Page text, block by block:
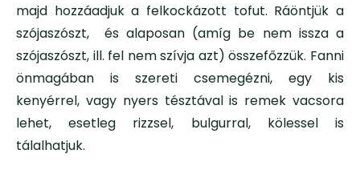
majd hozzáadjuk a felkockázott tofut. Ráöntjük a
szójaszószt, és alaposan (amíg be nem issza a
szójaszószt, ill. fel nem szívja azt) összefőzzük. Fanni
önmagában is szereti csemegézni, egy kis
kenyérrel, vagy nyers tésztával is remek vacsora
lehet, esetleg rizzsel, bulgurral, kölessel is
tálalhatjuk.